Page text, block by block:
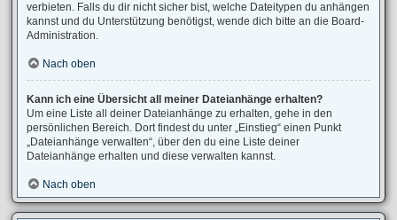
verbieten. Falls du dir nicht sicher bist, welche Dateitypen du anhängen
kannst und du Unterstützung benötigst, wende dich bitte an die Board-
Administration.
Nach oben
Kann ich eine Übersicht all meiner Dateianhänge erhalten?
Um eine Liste all deiner Dateianhänge zu erhalten, gehe in den
persönlichen Bereich. Dort findest du unter „Einstieg“ einen Punkt
„Dateianhänge verwalten“, über den du eine Liste deiner
Dateianhänge erhalten und diese verwalten kannst.
Nach oben